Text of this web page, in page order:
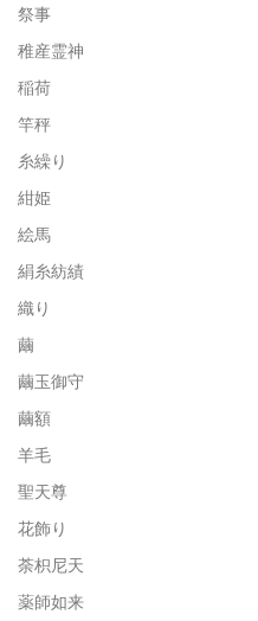
祭事
稚産霊神
稲荷
竿秤
糸繰り
紺姫
絵馬
絹糸紡績
織り
繭
繭玉御守
繭額
羊毛
聖天尊
花飾り
荼枳尼天
薬師如来